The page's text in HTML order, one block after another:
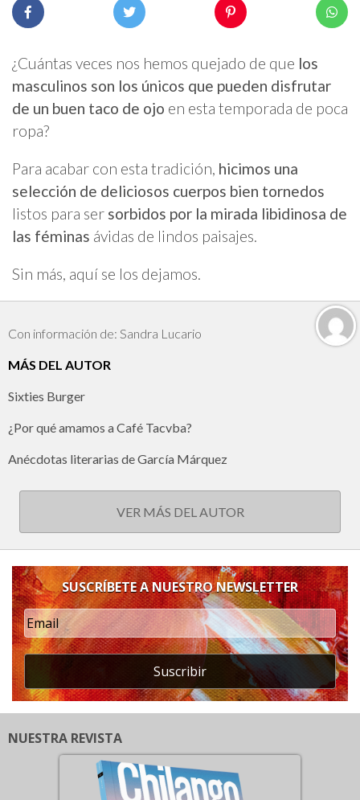
¿Cuántas veces nos hemos quejado de que los
masculinos son los únicos que pueden disfrutar
de un buen taco de ojo en esta temporada de poca
ropa?
Para acabar con esta tradición, hicimos una
selección de deliciosos cuerpos bien tornedos
listos para ser sorbidos por la mirada libidinosa de
las féminas ávidas de lindos paisajes.
Sin más, aquí se los dejamos.
Con información de: Sandra Lucario
MÁS DEL AUTOR
Sixties Burger
¿Por qué amamos a Café Tacvba?
Anécdotas literarias de García Márquez
VER MÁS DEL AUTOR
SUSCRÍBETE A NUESTRO NEWSLETTER
Suscribir
NUESTRA REVISTA